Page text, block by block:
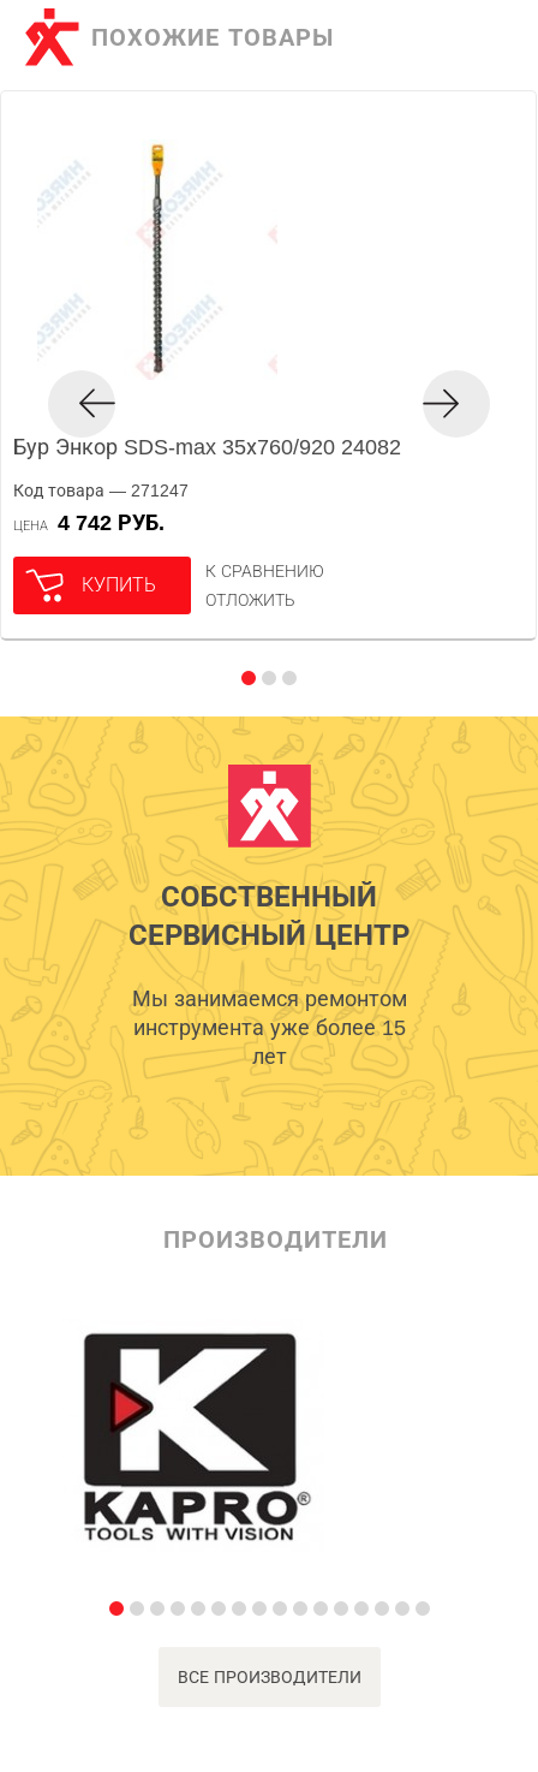
ПОХОЖИЕ ТОВАРЫ
Бур Энкор SDS-max 35х760/920 24082
Код товара — 271247
ЦЕНА 4 742 РУБ.
КУПИТЬ
К СРАВНЕНИЮ
ОТЛОЖИТЬ
СОБСТВЕННЫЙ
СЕРВИСНЫЙ ЦЕНТР
Мы занимаемся ремонтом
инструмента уже более 15
лет
ПРОИЗВОДИТЕЛИ
ВСЕ ПРОИЗВОДИТЕЛИ